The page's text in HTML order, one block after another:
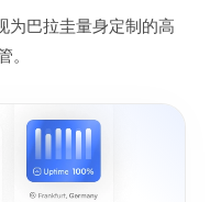
为巴拉圭量身定制的高
。